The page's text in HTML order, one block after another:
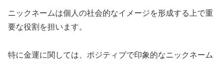
ニックネームは個人の社会的なイメージを形成する上で重
要な役割を担います。
特に金運に関しては、ポジティブで印象的なニックネーム